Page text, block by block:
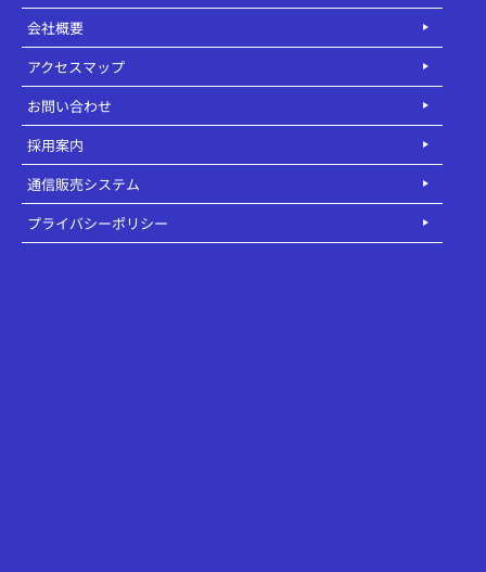
会社概要
アクセスマップ
お問い合わせ
採用案内
通信販売システム
プライバシーポリシー